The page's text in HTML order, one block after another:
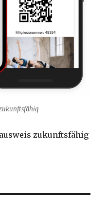
zukunftsfähig